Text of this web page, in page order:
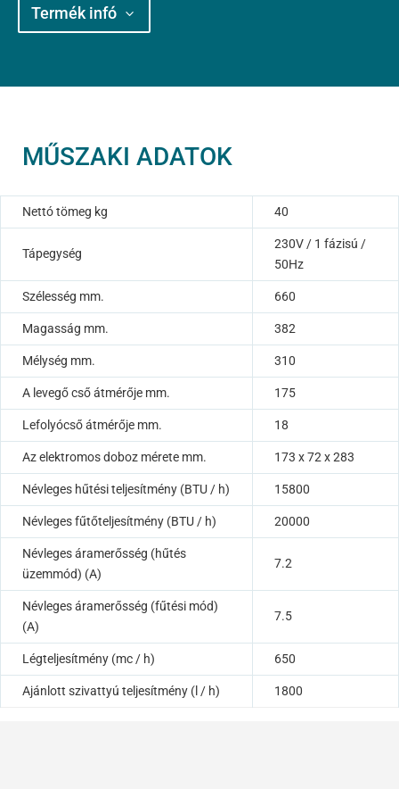
Termék infó
MŰSZAKI ADATOK
Nettó tömeg kg 40
Tápegység
230V / 1 fázisú /
50Hz
Szélesség mm. 660
Magasság mm. 382
Mélység mm. 310
A levegő cső átmérője mm. 175
Lefolyócső átmérője mm. 18
Az elektromos doboz mérete mm. 173 x 72 x 283
Névleges hűtési teljesítmény (BTU / h) 15800
Névleges fűtőteljesítmény (BTU / h) 20000
Névleges áramerősség (hűtés
üzemmód) (A)
7.2
Névleges áramerősség (fűtési mód)
(A)
7.5
Légteljesítmény (mc / h) 650
Ajánlott szivattyú teljesítmény (l / h) 1800